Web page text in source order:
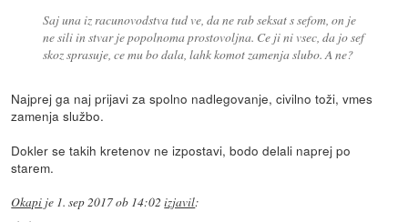
Saj una iz racunovodstva tud ve, da ne rab seksat s sefom, on je
ne sili in stvar je popolnoma prostovoljna. Ce ji ni vsec, da jo sef
skoz sprasuje, ce mu bo dala, lahk komot zamenja slubo. A ne?
Najprej ga naj prijavi za spolno nadlegovanje, civilno toži, vmes
zamenja službo.
Dokler se takih kretenov ne izpostavi, bodo delali naprej po
starem.
Okapi je 1. sep 2017 ob 14:02 izjavil: